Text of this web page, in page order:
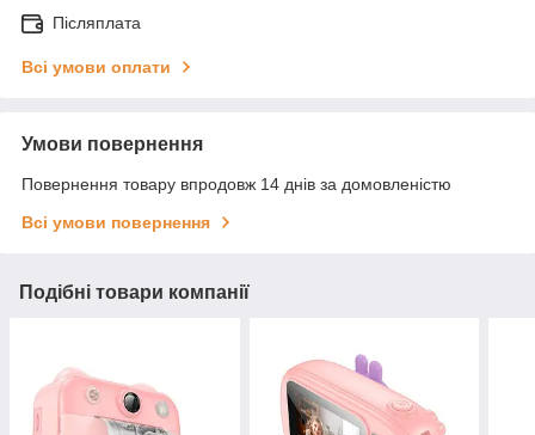
Післяплата
Всі умови оплати
Умови повернення
Повернення товару впродовж 14 днів за домовленістю
Всі умови повернення
Подібні товари компанії